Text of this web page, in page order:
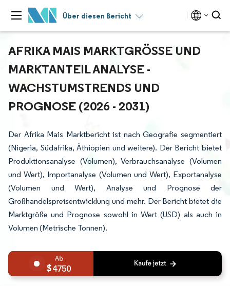
Über diesen Bericht
AFRIKA MAIS MARKTGRÖSSE UND M
ARKTANTEIL ANALYSE - W
ACHSTUMSTRENDS UND P
ROGNOSE (2026 - 2031)
Der Afrika Mais Marktbericht ist nach Geografie segmentiert
(Nigeria, Südafrika, Äthiopien und weitere). Der Bericht bietet
Produktionsanalyse (Volumen), Verbrauchsanalyse (Volumen
und Wert), Importanalyse (Volumen und Wert), Exportanalyse
(Volumen und Wert), Analyse und Prognose der
Großhandelspreisentwicklung und mehr. Der Bericht bietet die
Marktgröße und Prognose sowohl in Wert (USD) als auch in
Volumen (Metrische Tonnen).
4750